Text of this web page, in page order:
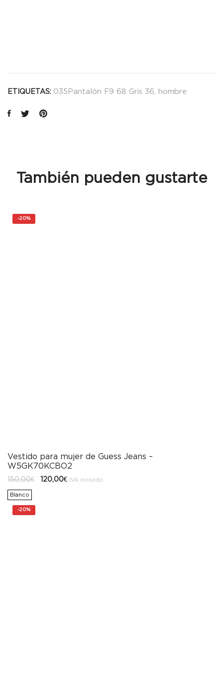
ETIQUETAS: 035Pantalón F9 68 Gris 36 hombre
También pueden gustarte
-20%
Vestido para mujer de Guess Jeans –
W5GK70KCBO2
150,00€
El
precio
120,00€ElIVA incluido
Blanco
-20%